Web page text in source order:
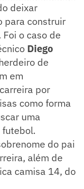
deixar
para construir
o caso de
Diego
de
em
por
como forma
uma
do pai
além de
camisa 14, do